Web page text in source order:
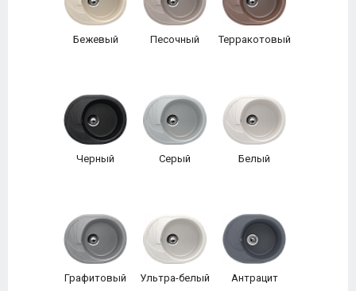
Бежевый Песочный Терракотовый
Черный Серый Белый
Графитовый Ультра-белый Антрацит